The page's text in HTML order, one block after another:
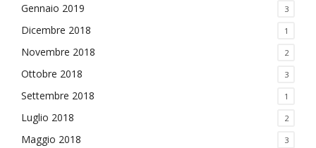
Gennaio 2019 3
Dicembre 2018 1
Novembre 2018 2
Ottobre 2018 3
Settembre 2018 1
Luglio 2018 2
Maggio 2018 3